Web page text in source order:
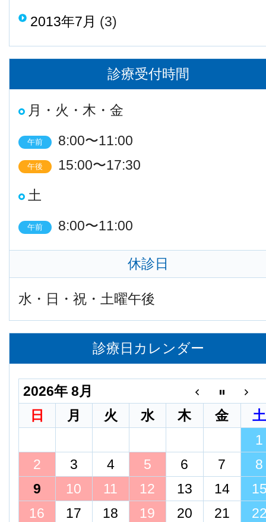
2013年7月 (3)
診療受付時間
月・火・木・金
午前 8:00〜11:00
午後
15:00〜17:30
土
午前 8:00〜11:00
休診日
水・日・祝・土曜午後
診療日カレンダー
2026年 8月
日
月 火 水 木 金
土
1
2
3 4 5 6 7
8
9
10 11 12 13 14
16
17 18 19 20 21